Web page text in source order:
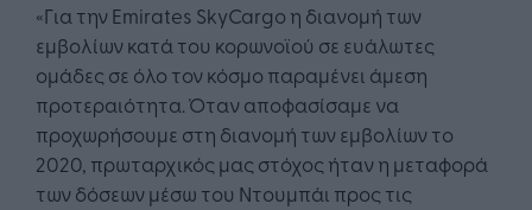
«Για την Emirates SkyCargo η διανομή των
εμβολίων κατά του κορωνοϊού σε ευάλωτες
ομάδες σε όλο τον κόσμο παραμένει άμεση
προτεραιότητα. Όταν αποφασίσαμε να
προχωρήσουμε στη διανομή των εμβολίων το
2020, πρωταρχικός μας στόχος ήταν η μεταφορά
των δόσεων μέσω του Ντουμπάι προς τις